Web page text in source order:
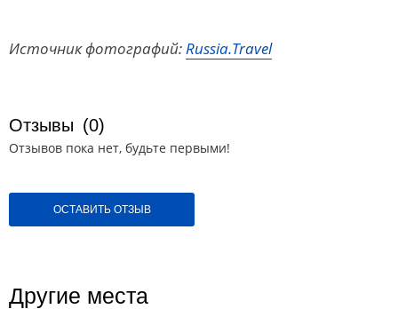
Источник фотографий:Russia.Travel
Отзывы (0)
Отзывов пока нет, будьте первыми!
ОСТАВИТЬ ОТЗЫВ
Другие места